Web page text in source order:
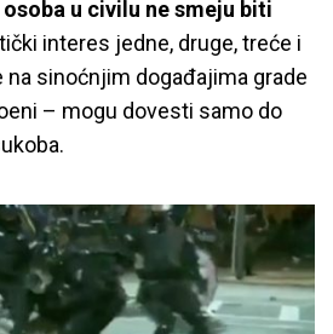
u civilu ne smeju biti
interes jedne, druge, treće i
na sinoćnjim događajima grade
– mogu dovesti samo do